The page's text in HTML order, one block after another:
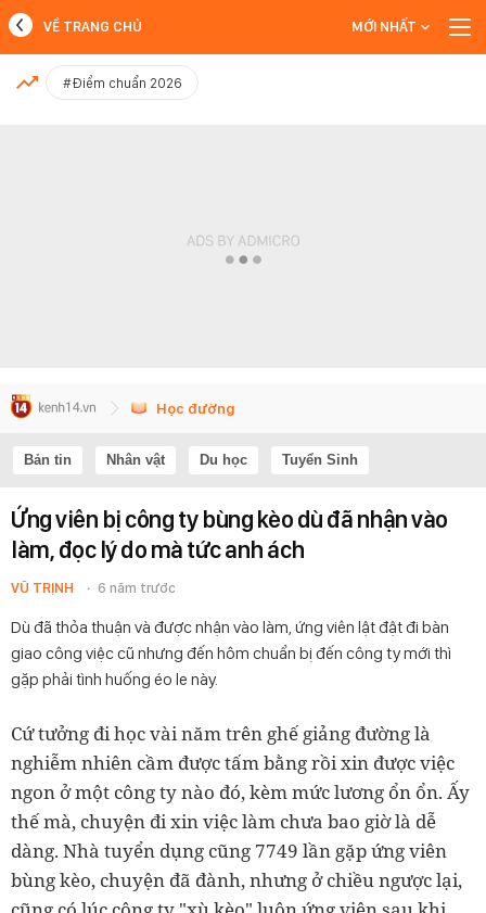
MỚI NHẤT
VỀ TRANG CHỦ MỚI NHẤT
#Điểm chuẩn 2026
Học đường
Bản tin Nhân vật Du học Tuyển Sinh
Ứng viên bị công ty bùng kèo dù đã nhận vào
làm, đọc lý do mà tức anh ách
VŨ TRỊNH 6 năm trước
Dù đã thỏa thuận và được nhận vào làm, ứng viên lật đật đi bàn
giao công việc cũ nhưng đến hôm chuẩn bị đến công ty mới thì
gặp phải tình huống éo le này.
Cứ tưởng đi học vài năm trên ghế giảng đường là
nghiễm nhiên cầm được tấm bằng rồi xin được việc
ngon ở một công ty nào đó, kèm mức lương ổn ổn. Ấy
thế mà, chuyện đi xin việc làm chưa bao giờ là dễ
dàng. Nhà tuyển dụng cũng 7749 lần gặp ứng viên
bùng kèo, chuyện đã đành, nhưng ở chiều ngược lại,